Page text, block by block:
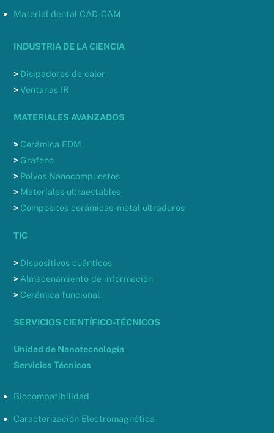
Material dental CAD-CAM
INDUSTRIA DE LA CIENCIA
> Disipadores de calor
>Ventanas IR
MATERIALES AVANZADOS
> Cerámica EDM
> Grafeno
> Polvos Nanocompuestos
> Materiales ultraestables
> Composites cerámicas-metal ultraduros
TIC
> Dispositivos cuánticos
> Almacenamiento de información
> Cerámica funcional
SERVICIOS CIENTÍFICO-TÉCNICOS
Unidad de Nanotecnología
Servicios Técnicos
Biocompatibilidad
Caracterización Electromagnética